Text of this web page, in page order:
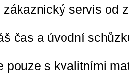
zákaznický servis od
čas a úvodní
pouze s kvalitními